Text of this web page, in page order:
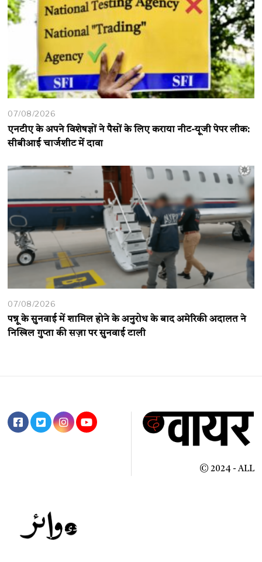
07/08/2026
एनटीए के अपने विशेषज्ञों ने पैसों के लिए कराया नीट-यूजी पेपर लीक:
सीबीआई चार्जशीट में दावा
07/08/2026
पन्नू के सुनवाई में शामिल होने के अनुरोध के बाद अमेरिकी अदालत ने
निखिल गुप्ता की सज़ा पर सुनवाई टाली
© 2024 - ALL